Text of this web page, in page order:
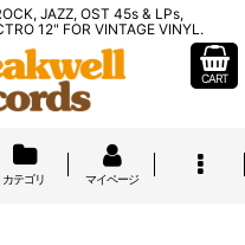
JAZZ, OST 45s & LPs,
12" FOR VINTAGE VINYL.
CART
カテゴリ マイページ